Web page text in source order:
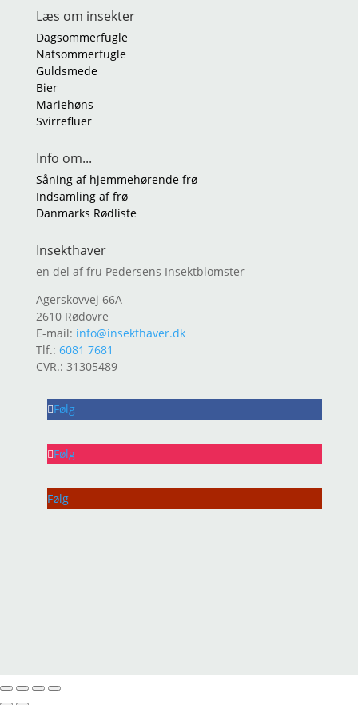
Læs om insekter
Dagsommerfugle
Natsommerfugle
Guldsmede
Bier
Mariehøns
Svirrefluer
Info om...
Såning af hjemmehørende frø
Indsamling af frø
Danmarks Rødliste
Insekthaver
en del af fru Pedersens Insektblomster
Agerskovvej 66A
2610 Rødovre
E-mail: info@insekthaver.dk
Tlf.: 6081 7681
CVR.: 31305489
Følg
Følg
Følg